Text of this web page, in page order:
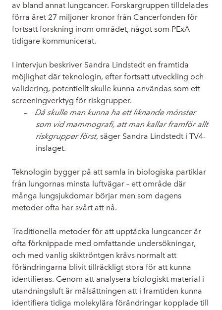
av bland annat lungcancer. Forskargruppen tilldelades
förra året 27 miljoner kronor från Cancerfonden för
fortsatt forskning inom området, något som PExA
tidigare kommunicerat.
I intervjun beskriver Sandra Lindstedt en framtida
möjlighet där teknologin, efter fortsatt utveckling och
validering, potentiellt skulle kunna användas som ett
screeningverktyg för riskgrupper.
–
Då skulle man kunna ha ett liknande mönster
som vid mammografi, att man kallar framför allt
riskgrupper först, säger Sandra Lindstedt i TV4-
inslaget.
Teknologin bygger på att samla in biologiska partiklar
från lungornas minsta luftvägar – ett område där
många lungsjukdomar börjar men som dagens
metoder ofta har svårt att nå.
Traditionella metoder för att upptäcka lungcancer är
ofta förknippade med omfattande undersökningar,
och med vanlig skiktröntgen krävs normalt att
förändringarna blivit tillräckligt stora för att kunna
identifieras. Genom att analysera biologiskt material i
utandningsluft är målsättningen att i framtiden kunna
identifiera tidiga molekylära förändringar kopplade till